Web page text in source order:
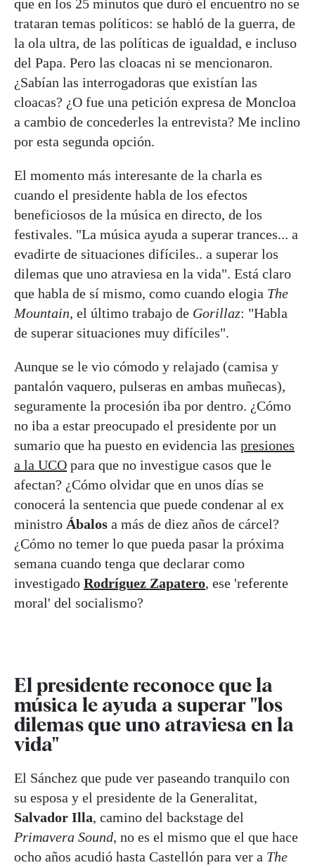
que en los 25 minutos que duró el encuentro no se
trataran temas políticos: se habló de la guerra, de
la ola ultra, de las políticas de igualdad, e incluso
del Papa. Pero las cloacas ni se mencionaron.
¿Sabían las interrogadoras que existían las
cloacas? ¿O fue una petición expresa de Moncloa
a cambio de concederles la entrevista? Me inclino
por esta segunda opción.
El momento más interesante de la charla es
cuando el presidente habla de los efectos
beneficiosos de la música en directo, de los
festivales. "La música ayuda a superar trances... a
evadirte de situaciones difíciles.. a superar los
dilemas que uno atraviesa en la vida". Está claro
que habla de sí mismo, como cuando elogia The
Mountain, el último trabajo de Gorillaz: "Habla
de superar situaciones muy difíciles".
Aunque se le vio cómodo y relajado (camisa y
pantalón vaquero, pulseras en ambas muñecas),
seguramente la procesión iba por dentro. ¿Cómo
no iba a estar preocupado el presidente por un
sumario que ha puesto en evidencia las presiones
a la UCO para que no investigue casos que le
afectan? ¿Cómo olvidar que en unos días se
conocerá la sentencia que puede condenar al ex
ministro Ábalos a más de diez años de cárcel?
¿Cómo no temer lo que pueda pasar la próxima
semana cuando tenga que declarar como
investigado Rodríguez Zapatero, ese 'referente
moral' del socialismo?
El presidente reconoce que la
música le ayuda a superar "los
dilemas que uno atraviesa en la
vida"
El Sánchez que pude ver paseando tranquilo con
su esposa y el presidente de la Generalitat,
Salvador Illa, camino del backstage del
Primavera Sound, no es el mismo que el que hace
ocho años acudió hasta Castellón para ver a The